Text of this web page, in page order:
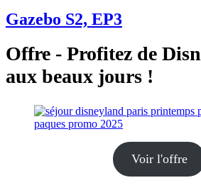
Gazebo S2, EP3
Offre - Profitez de
aux beaux jours !
Voir l'offre